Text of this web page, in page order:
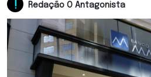
Redação O Antagonista